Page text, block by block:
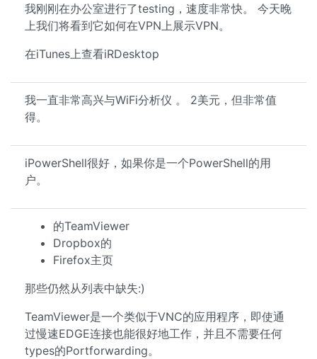
我刚刚在办公室进行了testing，速度非常快。 今天晚
上我们将看到它如何在VPN上展示VPN。
在iTunes上查看iRDesktop
我一直非常高兴与WiFi分析仪 。 2美元，但非常值
得。
iPowerShell很好，如果你是一个PowerShell的用
户。
的TeamViewer
Dropbox的
Firefox主页
那些仍然从列表中缺失:)
TeamViewer是一个类似于VNC的应用程序，即使通
过慢速EDGE连接也能很好地工作，并且不需要任何
types的Portforwarding。